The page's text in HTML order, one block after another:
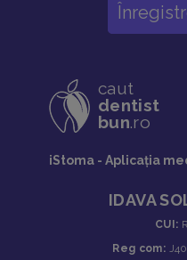
caut
dentist
bun.ro
iStoma - Aplicaţia
IDAVA
CUI:
Reg com: